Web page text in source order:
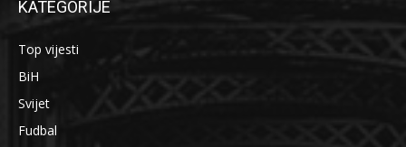
KATEGORIJE
Top vijesti
BiH
Svijet
Fudbal